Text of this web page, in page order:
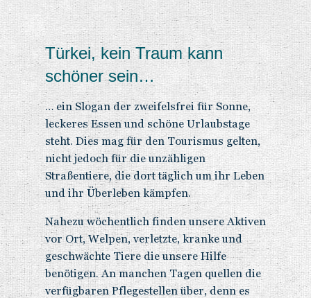
Türkei, kein Traum kann
schöner sein…
… ein Slogan der zweifelsfrei für Sonne,
leckeres Essen und schöne Urlaubstage
steht. Dies mag für den Tourismus gelten,
nicht jedoch für die unzähligen
Straßentiere, die dort täglich um ihr Leben
und ihr Überleben kämpfen.
Nahezu wöchentlich finden unsere Aktiven
vor Ort, Welpen, verletzte, kranke und
geschwächte Tiere die unsere Hilfe
benötigen. An manchen Tagen quellen die
verfügbaren Pflegestellen über, denn es